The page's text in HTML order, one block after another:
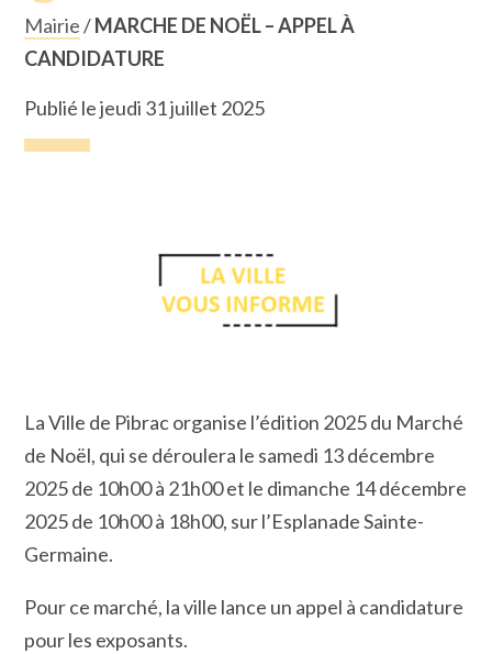
Mairie/MARCHE DE NOËL – APPEL À
CANDIDATURE
Publié le jeudi 31 juillet 2025
La Ville de Pibrac organise l’édition 2025 du Marché
de Noël, qui se déroulera le samedi 13 décembre
2025 de 10h00 à 21h00 et le dimanche 14 décembre
2025 de 10h00 à 18h00, sur l’Esplanade Sainte-
Germaine.
Pour ce marché, la ville lance un appel à candidature
pour les exposants.